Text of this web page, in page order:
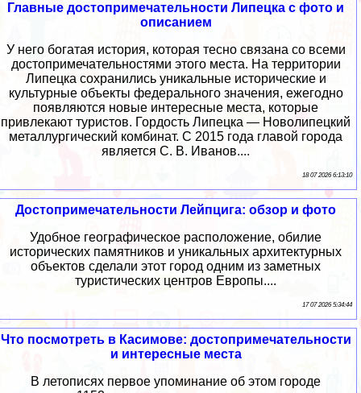
Главные достопримечательности Липецка с фото и
описанием
У него богатая история, которая тесно связана со всеми
достопримечательностями этого места. На территории
Липецка сохранились уникальные исторические и
культурные объекты федерального значения, ежегодно
появляются новые интересные места, которые
привлекают туристов. Гордость Липецка — Новолипецкий
металлургический комбинат. С 2015 года главой города
является С. В. Иванов....
18 07 2026 6:13:10
Достопримечательности Лейпцига: обзор и фото
Удобное географическое расположение, обилие
исторических памятников и уникальных архитектурных
объектов сделали этот город одним из заметных
туристических центров Европы....
17 07 2026 5:34:44
Что посмотреть в Касимове: достопримечательности
и интересные места
В летописях первое упоминание об этом городе